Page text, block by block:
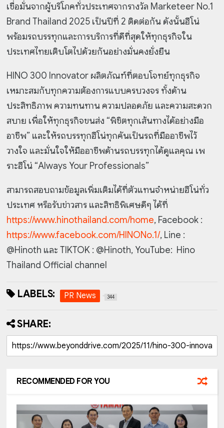
เชื่อมั่นจากผู้บริโภคทั่วประเทศจากรางวัล Marketeer No.1
Brand Thailand 2025 เป็นปีที่ 2 ติดต่อกัน ดังนั้นฮีโน่
พร้อมรถบรรทุกและการบริการที่ดีที่สุดให้ทุกธุรกิจใน
ประเทศไทยเติบโตไปด้วยกันอย่างมั่นคงยั่งยืน
HINO 300 Innovator ผลิตภัณฑ์ที่ตอบโจทย์ทุกธุรกิจ
เหมาะสมกับทุกความต้องการแบบครบวงจร ทั้งด้าน
ประสิทธิภาพ ความทนทาน ความปลอดภัย และความสะดวก
สบาย เพื่อให้ทุกธุรกิจขนส่ง “พิชิตทุกเส้นทางได้อย่างมือ
อาชีพ” และให้รถบรรทุกฮีโน่ทุกคันเป็นรถที่มืออาชีพไว้
วางใจ และมั่นใจให้มืออาชีพด้านรถบรรทุกได้ดูแลคุณ เพ
ราะฮีโน่“Always Your Professionals”
สามารถสอบถามข้อมูลเพิ่มเติมได้ที่ตัวแทนจำหน่ายฮีโน่ทั่ว
ประเทศ หรือรับข่าวสาร และสิทธิพิเศษดีๆ ได้ที่
https://www.hinothailand.com/home, Facebook :
https://www.facebook.com/HINONo.1/, Line :
@Hinoth และ TIKTOK : @Hinoth, YouTube: Hino
Thailand Official channel
LABELS: PR News 344
SHARE:
RECOMMENDED FOR YOU